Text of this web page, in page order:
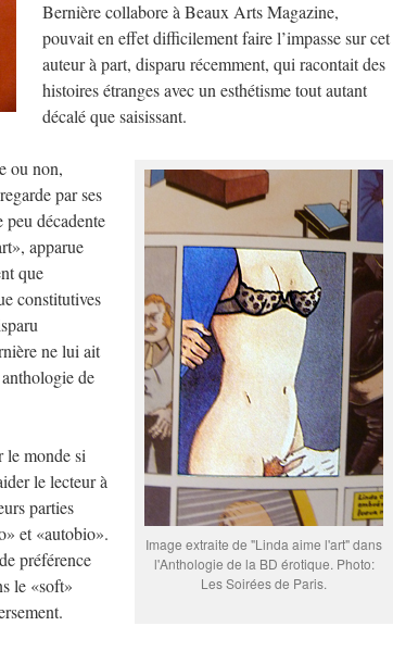
Bernière collabore à Beaux Arts Magazine,
pouvait en effet difficilement faire l’impasse sur cet
auteur à part, disparu récemment, qui racontait des
histoires étranges avec un esthétisme tout autant
décalé que saisissant.
Image extraite de "Linda aime l'art" dans
l'Anthologie de la BD érotique. Photo:
Les Soirées de Paris.
ou non,
par ses
décadente
apparue
que
constitutives
ne lui ait
de
le monde si
le lecteur à
parties
et «autobio».
préférence
le «soft»